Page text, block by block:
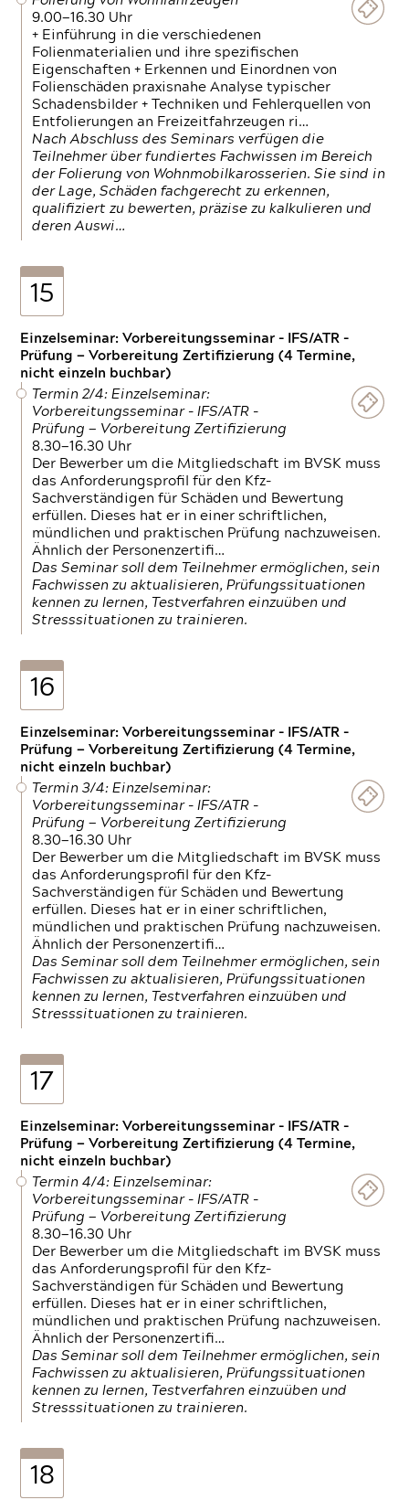
9.00—16.30 Uhr
+ Einführung in die verschiedenen
Folienmaterialien und ihre spezifischen
Eigenschaften + Erkennen und Einordnen von
Folienschäden praxisnahe Analyse typischer
Schadensbilder + Techniken und Fehlerquellen von
Entfolierungen an Freizeitfahrzeugen ri…
Nach Abschluss des Seminars verfügen die
Teilnehmer über fundiertes Fachwissen im Bereich
der Folierung von Wohnmobilkarosserien. Sie sind in
der Lage, Schäden fachgerecht zu erkennen,
qualifiziert zu bewerten, präzise zu kalkulieren und
deren Auswi…
15
Einzelseminar: Vorbereitungsseminar - IFS/ATR -
Prüfung — Vorbereitung Zertifizierung (4 Termine,
nicht einzeln buchbar)
Termin 2/4: Einzelseminar:
Vorbereitungsseminar - IFS/ATR -
Prüfung — Vorbereitung Zertifizierung
8.30—16.30 Uhr
Der Bewerber um die Mitgliedschaft im BVSK muss
das Anforderungsprofil für den Kfz-
Sachverständigen für Schäden und Bewertung
erfüllen. Dieses hat er in einer schriftlichen,
mündlichen und praktischen Prüfung nachzuweisen.
Ähnlich der Personenzertifi…
Das Seminar soll dem Teilnehmer ermöglichen, sein
Fachwissen zu aktualisieren, Prüfungssituationen
kennen zu lernen, Testverfahren einzuüben und
Stresssituationen zu trainieren.
16
Einzelseminar: Vorbereitungsseminar - IFS/ATR -
Prüfung — Vorbereitung Zertifizierung (4 Termine,
nicht einzeln buchbar)
Termin 3/4: Einzelseminar:
Vorbereitungsseminar - IFS/ATR -
Prüfung — Vorbereitung Zertifizierung
8.30—16.30 Uhr
Der Bewerber um die Mitgliedschaft im BVSK muss
das Anforderungsprofil für den Kfz-
Sachverständigen für Schäden und Bewertung
erfüllen. Dieses hat er in einer schriftlichen,
mündlichen und praktischen Prüfung nachzuweisen.
Ähnlich der Personenzertifi…
Das Seminar soll dem Teilnehmer ermöglichen, sein
Fachwissen zu aktualisieren, Prüfungssituationen
kennen zu lernen, Testverfahren einzuüben und
Stresssituationen zu trainieren.
17
Einzelseminar: Vorbereitungsseminar - IFS/ATR -
Prüfung — Vorbereitung Zertifizierung (4 Termine,
nicht einzeln buchbar)
Termin 4/4: Einzelseminar:
Vorbereitungsseminar - IFS/ATR -
Prüfung — Vorbereitung Zertifizierung
8.30—16.30 Uhr
Der Bewerber um die Mitgliedschaft im BVSK muss
das Anforderungsprofil für den Kfz-
Sachverständigen für Schäden und Bewertung
erfüllen. Dieses hat er in einer schriftlichen,
mündlichen und praktischen Prüfung nachzuweisen.
Ähnlich der Personenzertifi…
Das Seminar soll dem Teilnehmer ermöglichen, sein
Fachwissen zu aktualisieren, Prüfungssituationen
kennen zu lernen, Testverfahren einzuüben und
Stresssituationen zu trainieren.
18